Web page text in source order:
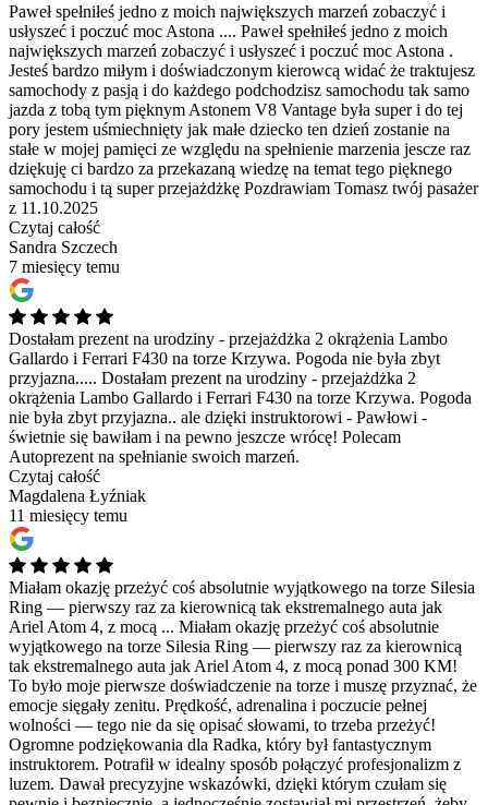
Paweł spełniłeś jedno z moich największych marzeń zobaczyć i
usłyszeć i poczuć moc Astona .... Paweł spełniłeś jedno z moich
największych marzeń zobaczyć i usłyszeć i poczuć moc Astona .
Jesteś bardzo miłym i doświadczonym kierowcą widać że traktujesz
samochody z pasją i do każdego podchodzisz samochodu tak samo
jazda z tobą tym pięknym Astonem V8 Vantage była super i do tej
pory jestem uśmiechnięty jak małe dziecko ten dzień zostanie na
stałe w mojej pamięci ze względu na spełnienie marzenia jescze raz
dziękuję ci bardzo za przekazaną wiedzę na temat tego pięknego
samochodu i tą super przejażdżkę Pozdrawiam Tomasz twój pasażer
z 11.10.2025
Czytaj całość
Sandra Szczech
7 miesięcy temu
Dostałam prezent na urodziny - przejażdżka 2 okrążenia Lambo
Gallardo i Ferrari F430 na torze Krzywa. Pogoda nie była zbyt
przyjazna..... Dostałam prezent na urodziny - przejażdżka 2
okrążenia Lambo Gallardo i Ferrari F430 na torze Krzywa. Pogoda
nie była zbyt przyjazna.. ale dzięki instruktorowi - Pawłowi -
świetnie się bawiłam i na pewno jeszcze wrócę! Polecam
Autoprezent na spełnianie swoich marzeń.
Czytaj całość
Magdalena Łyźniak
11 miesięcy temu
Miałam okazję przeżyć coś absolutnie wyjątkowego na torze Silesia
Ring — pierwszy raz za kierownicą tak ekstremalnego auta jak
Ariel Atom 4, z mocą ... Miałam okazję przeżyć coś absolutnie
wyjątkowego na torze Silesia Ring — pierwszy raz za kierownicą
tak ekstremalnego auta jak Ariel Atom 4, z mocą ponad 300 KM!
To było moje pierwsze doświadczenie na torze i muszę przyznać, że
emocje sięgały zenitu. Prędkość, adrenalina i poczucie pełnej
wolności — tego nie da się opisać słowami, to trzeba przeżyć!
Ogromne podziękowania dla Radka, który był fantastycznym
instruktorem. Potrafił w idealny sposób połączyć profesjonalizm z
luzem. Dawał precyzyjne wskazówki, dzięki którym czułam się